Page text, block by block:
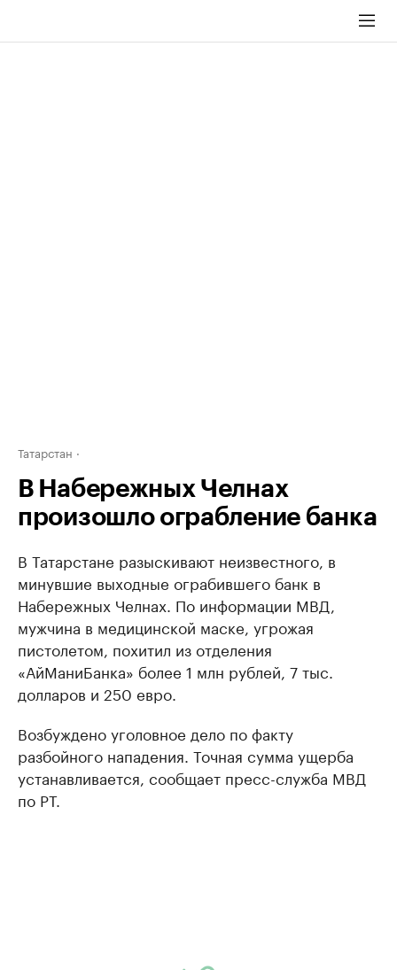
Татарстан
В Набережных Челнах
произошло ограбление банка
В Татарстане разыскивают неизвестного, в
минувшие выходные ограбившего банк в
Набережных Челнах. По информации МВД,
мужчина в медицинской маске, угрожая
пистолетом, похитил из отделения
«АйМаниБанка» более 1 млн рублей, 7 тыс.
долларов и 250 евро.
Возбуждено уголовное дело по факту
разбойного нападения. Точная сумма ущерба
устанавливается, сообщает пресс-служба МВД
по РТ.